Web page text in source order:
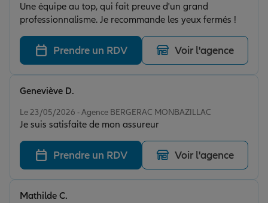
Une équipe au top, qui fait preuve d'un grand
professionnalisme. Je recommande les yeux fermés !
Prendre un RDV Voir l'agence
Le 23/05/2026 - Agence BERGERAC MONBAZILLAC
Je suis satisfaite de mon assureur
Geneviève D.
Prendre un RDV Voir l'agence
Mathilde C.